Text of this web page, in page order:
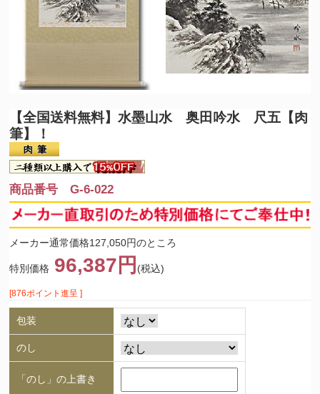
【全国送料無料】水墨山水 奥田吟水 尺五【肉
筆】！
商品番号 G-6-022
メーカー通常価格127,050円のところ
特別価格 96,387円 (税込)
[876ポイント進呈 ]
包装
のし
「のし」の上書き